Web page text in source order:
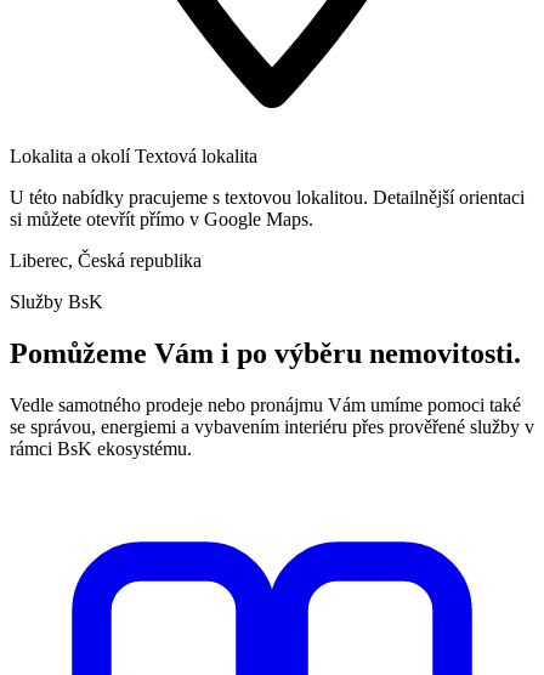
Lokalita a okolí Textová lokalita
U této nabídky pracujeme s textovou lokalitou. Detailnější orientaci
si můžete otevřít přímo v Google Maps.
Liberec, Česká republika
Služby BsK
Pomůžeme Vám i po výběru nemovitosti.
Vedle samotného prodeje nebo pronájmu Vám umíme pomoci také
se správou, energiemi a vybavením interiéru přes prověřené služby v
rámci BsK ekosystému.